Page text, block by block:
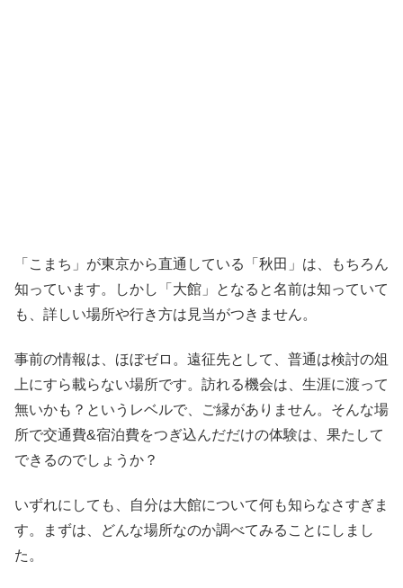
「こまち」が東京から直通している「秋田」は、もちろん
知っています。しかし「大館」となると名前は知っていて
も、詳しい場所や行き方は見当がつきません。
事前の情報は、ほぼゼロ。遠征先として、普通は検討の俎
上にすら載らない場所です。訪れる機会は、生涯に渡って
無いかも？というレベルで、ご縁がありません。そんな場
所で交通費&宿泊費をつぎ込んだだけの体験は、果たして
できるのでしょうか？
いずれにしても、自分は大館について何も知らなさすぎま
す。まずは、どんな場所なのか調べてみることにしまし
た。